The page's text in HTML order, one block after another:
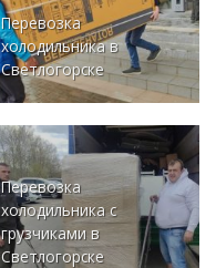
Перевозка
холодильника в
Светлогорске
Перевозка
холодильника с
грузчиками в
Светлогорске